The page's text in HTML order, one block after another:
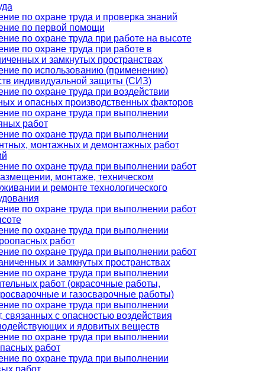
по охране труда и проверка знаний
по первой помощи
по охране труда при работе на высоте
по охране труда при работе в
и замкнутых пространствах
по использованию (применению)
индивидуальной защиты (СИЗ)
по охране труда при воздействии
и опасных производственных факторов
по охране труда при выполнении
работ
по охране труда при выполнении
монтажных и демонтажных работ
по охране труда при выполнении работ
монтаже, техническом
и ремонте технологического
по охране труда при выполнении работ
по охране труда при выполнении
работ
по охране труда при выполнении работ
и замкнутых пространствах
по охране труда при выполнении
работ (окрасочные работы,
и газосварочные работы)
по охране труда при выполнении
связанных с опасностью воздействия
и ядовитых веществ
по охране труда при выполнении
работ
по охране труда при выполнении
работ